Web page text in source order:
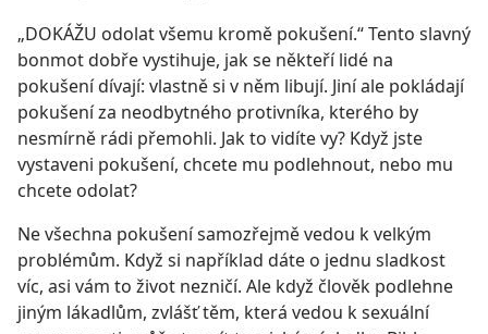
„DOKÁŽU odolat všemu kromě pokušení.“ Tento slavný
bonmot dobře vystihuje, jak se někteří lidé na
pokušení dívají: vlastně si v něm libují. Jiní ale pokládají
pokušení za neodbytného protivníka, kterého by
nesmírně rádi přemohli. Jak to vidíte vy? Když jste
vystaveni pokušení, chcete mu podlehnout, nebo mu
chcete odolat?
Ne všechna pokušení samozřejmě vedou k velkým
problémům. Když si například dáte o jednu sladkost
víc, asi vám to život nezničí. Ale když člověk podlehne
jiným lákadlům, zvlášť těm, která vedou k sexuální